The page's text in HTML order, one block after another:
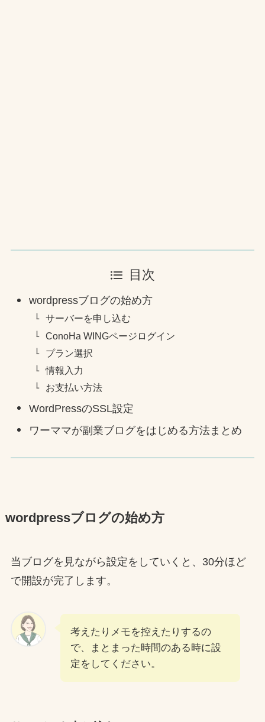
目次
wordpressブログの始め方
サーバーを申し込む
ConoHa WINGページログイン
プラン選択
情報入力
お支払い方法
WordPressのSSL設定
ワーママが副業ブログをはじめる方法まとめ
wordpressブログの始め方
当ブログを見ながら設定をしていくと、30分ほど
で開設が完了します。
考えたりメモを控えたりするの
で、まとまった時間のある時に設
定をしてください。